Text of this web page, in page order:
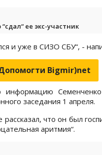
ее экс-участник
и уже в СИЗО СБУ“, -
Bigmir)net
информацию
заседания 1 апреля.
рассказал, что он был
аритмия“.